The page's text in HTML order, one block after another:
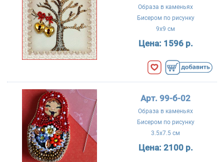
Образа в каменьях
Бисером по рисунку
9x9 см
Цена: 1596 р.
Арт. 99-б-02
Образа в каменьях
Бисером по рисунку
3.5x7.5 см
Цена: 2100 р.